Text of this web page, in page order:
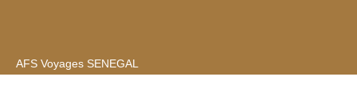
AFS Voyages SENEGAL